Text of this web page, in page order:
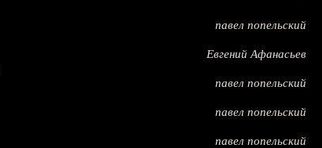
павел попельский
Евгений Афанасьев
павел попельский
павел попельский
павел попельский